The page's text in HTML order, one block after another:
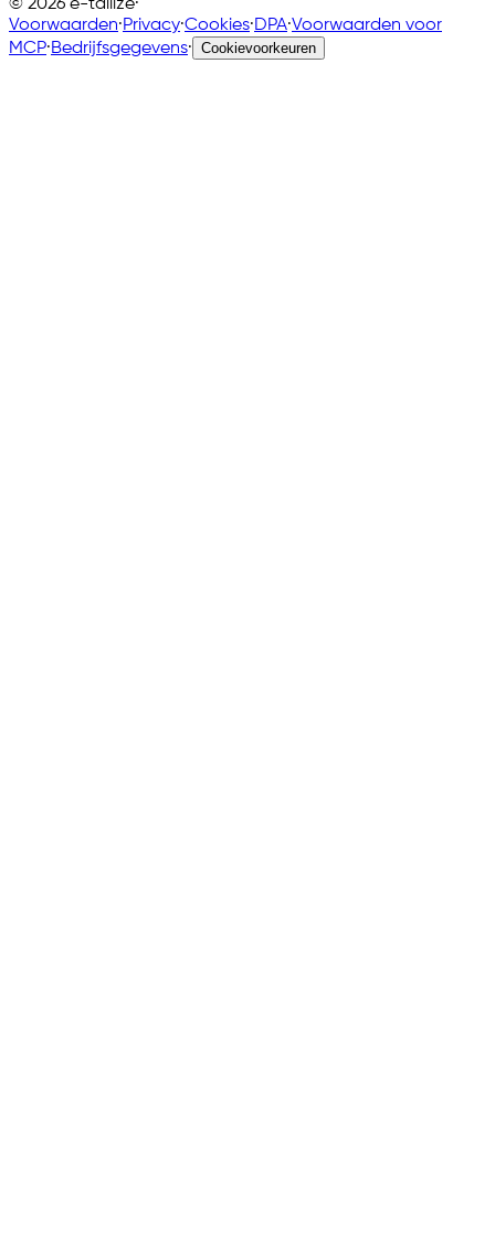
© 2026 e-tailize·
Voorwaarden·Privacy·Cookies·DPA·Voorwaarden voor
MCP·Bedrijfsgegevens· Cookievoorkeuren